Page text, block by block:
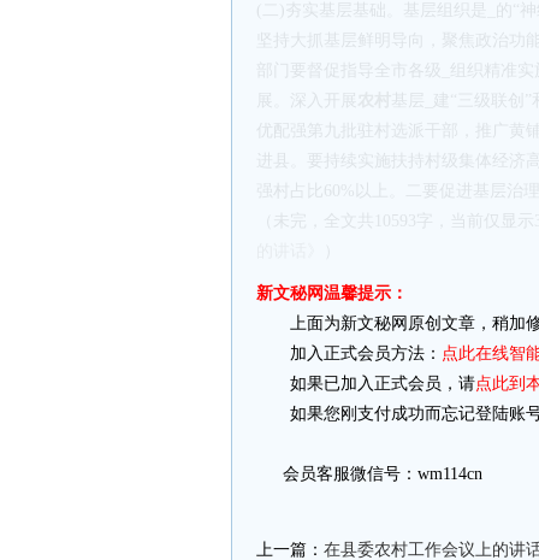
(二)夯实基层基础。基层组织是_的“
坚持大抓基层鲜明导向，聚焦政治功
部门要督促指导全市各级_组织精准
展。深入开展
基层_建“三级联创
优配强第九批驻村选派干部，推广黄
进县。要持续实施扶持村级集体经济
强村占比60%以上。二要促进基层
（未完，全文共10593字，当前仅显
新文秘网温馨提示：
上面为新文秘网原创文章，稍加修
加入正式会员方法： 点此在线智
如果已加入正式会员，请点此到
如果您刚支付成功而忘记登陆账
会员客服微信号：wm114cn
上一篇： 在县委农村工作会议上的讲